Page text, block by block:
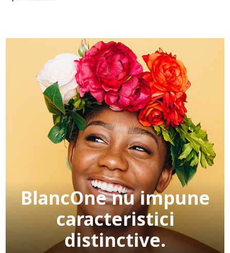
BlancOne nu impune
caracteristici
distinctive.